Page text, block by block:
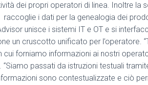
dei propri operatori di linea. Inoltre la
i dati per la genealogia dei
unisce i sistemi IT e OT e si
un cruscotto unificato per l’operatore.
forniamo informazioni ai nostri
“Siamo passati da istruzioni testuali
sono contestualizzate e ciò